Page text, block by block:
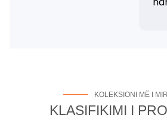
KOLEKSIONI MË I
KLASIFIKIMI I